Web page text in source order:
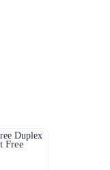
Free